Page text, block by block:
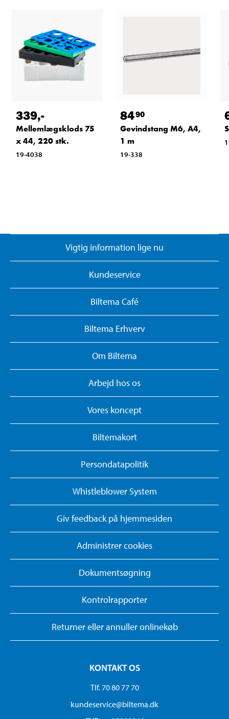
339,-
Mellemlægsklods 75
x 44, 220 stk.
19-4038
8490
Gevindstang M6, A4,
1 m
19-338
Vigtig information lige nu
Kundeservice
Biltema Café
Biltema Erhverv
Om Biltema
Arbejd hos os
Vores koncept
Biltemakort
Persondatapolitik
Whistleblower System
Giv feedback på hjemmesiden
Administrer cookies
Dokumentsøgning
Kontrolrapporter
Returner eller annuller onlinekøb
KONTAKT OS
Tlf. 70 80 77 70
kundeservice@biltema.dk